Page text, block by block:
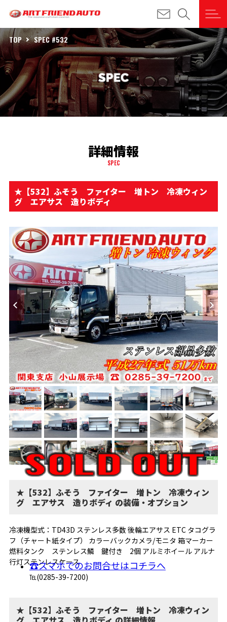
TOP SPEC #532
詳細情報
SPEC
★【532】ふそう ファイター 増トン 冷凍ウィン
グ エアサス 造りボディ
★【532】ふそう ファイター 増トン 冷凍ウィン
グ エアサス 造りボディ の装備・オプション
冷凍機型式：TD43D ステンレス多数 後輪エアサス ETC タコグラ
フ（チャート紙タイプ） カラーバックカメラ/モニタ 箱マーカー
燃料タンク ステンレス鱗 鍵付き 2個 アルミホイール アルナ
行灯ステンレスケース
☎スマホでのお問合せはコチラへ
℡(0285-39-7200)
★【532】ふそう ファイター 増トン 冷凍ウィン